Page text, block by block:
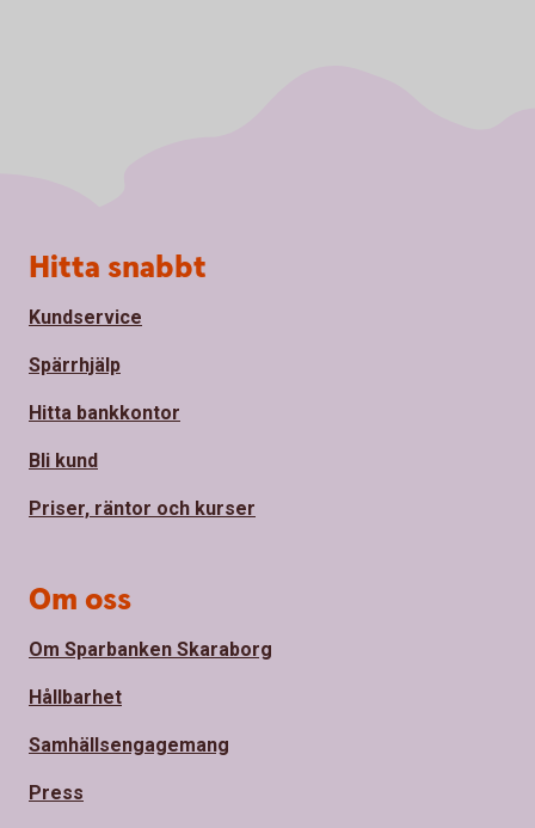
Sidfot
Hitta snabbt
Kundservice
Spärrhjälp
Hitta bankkontor
Bli kund
Priser, räntor och kurser
Om oss
Om Sparbanken Skaraborg
Hållbarhet
Samhällsengagemang
Press